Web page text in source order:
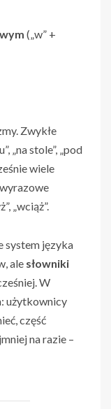
(„w” +
Zwykłe
„na stole”, „pod
wiele
„wciąż”.
system języka
ale słowniki
W
użytkownicy
część
na razie –